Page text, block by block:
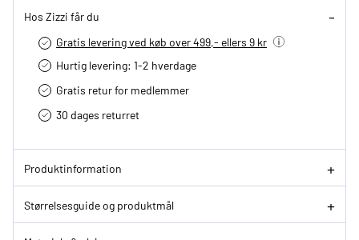
Hos Zizzi får du
Gratis levering ved køb over 499,- ellers 9 kr
Hurtig levering­: 1-2 hverdage
Gratis retur for medlemmer
30 dages returret
Produktinformation
Størrelsesguide og produktmål